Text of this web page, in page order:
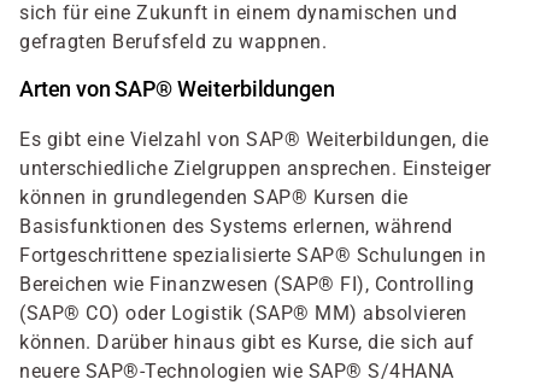
sich für eine Zukunft in einem dynamischen und
gefragten Berufsfeld zu wappnen.
Arten von SAP® Weiterbildungen
Es gibt eine Vielzahl von SAP® Weiterbildungen, die
unterschiedliche Zielgruppen ansprechen. Einsteiger
können in grundlegenden SAP® Kursen die
Basisfunktionen des Systems erlernen, während
Fortgeschrittene spezialisierte SAP® Schulungen in
Bereichen wie Finanzwesen (SAP® FI), Controlling
(SAP® CO) oder Logistik (SAP® MM) absolvieren
können. Darüber hinaus gibt es Kurse, die sich auf
neuere SAP®-Technologien wie SAP® S/4HANA